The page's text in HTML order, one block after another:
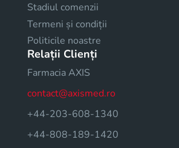
Stadiul comenzii
Termeni și condiții
Politicile noastre
Relații Clienți
Farmacia AXIS
contact@axismed.ro
+44-203-608-1340
+44-808-189-1420